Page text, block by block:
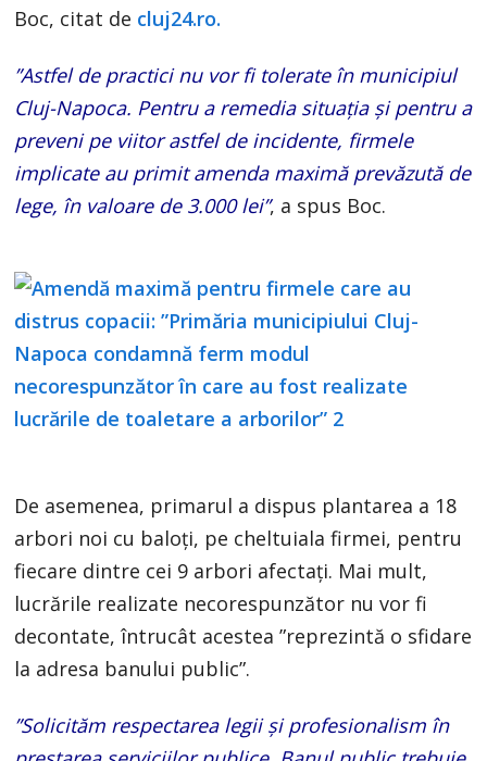
Boc, citat de cluj24.ro.
”Astfel de practici nu vor fi tolerate în municipiul
Cluj-Napoca. Pentru a remedia situația și pentru a
preveni pe viitor astfel de incidente, firmele
implicate au primit amenda maximă prevăzută de
lege, în valoare de 3.000 lei”, a spus Boc.
De asemenea, primarul a dispus plantarea a 18
arbori noi cu baloți, pe cheltuiala firmei, pentru
fiecare dintre cei 9 arbori afectați. Mai mult,
lucrările realizate necorespunzător nu vor fi
decontate, întrucât acestea ”reprezintă o sfidare
la adresa banului public”.
”Solicităm respectarea legii și profesionalism în